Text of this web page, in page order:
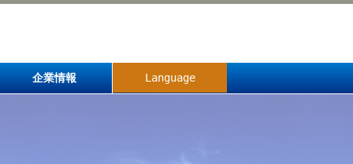
企業情報 Language